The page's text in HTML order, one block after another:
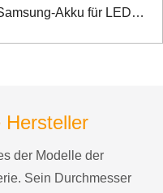
Akku für LED-
Hersteller
der Modelle der
Sein Durchmesser